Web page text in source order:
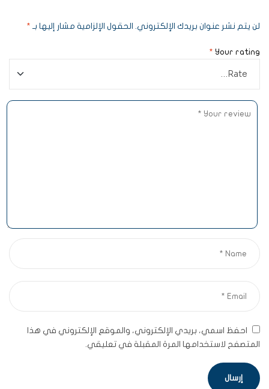
لن يتم نشر عنوان بريدك الإلكتروني. الحقول الإلزامية مشار إليها بـ *
Your rating
*
احفظ اسمي، بريدي الإلكتروني، والموقع الإلكتروني في هذا
المتصفح لاستخدامها المرة المقبلة في تعليقي.